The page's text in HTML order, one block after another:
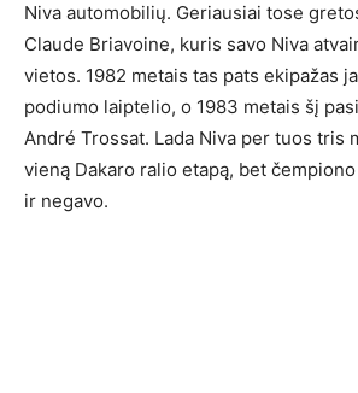
Niva automobilių. Geriausiai tose
Claude Briavoine, kuris savo Niva
vietos. 1982 metais tas pats ekipažas
podiumo laiptelio, o 1983 metais šį
André Trossat. Lada Niva per tuos tris
vieną Dakaro ralio etapą, bet
ir negavo.